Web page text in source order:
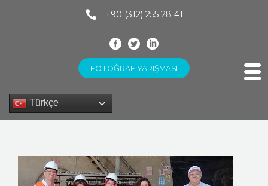
+90 (312) 255 28 41
FOTOĞRAF YARIŞMASI
Türkçe